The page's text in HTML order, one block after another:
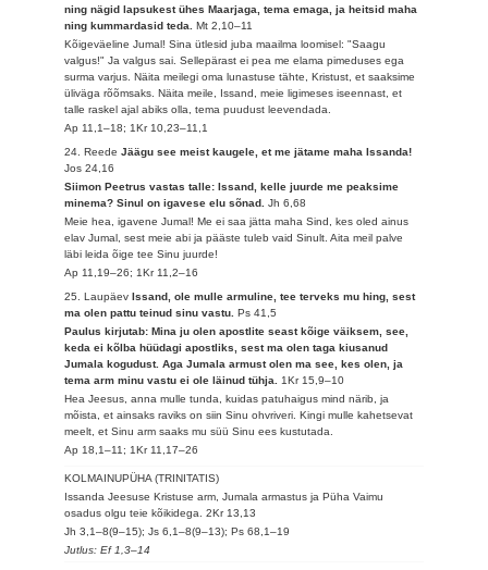
ning nägid lapsukest ühes Maarjaga, tema emaga, ja heitsid maha
ning kummardasid teda.Mt 2,10–11
Kõigeväeline Jumal! Sina ütlesid juba maailma loomisel: "Saagu
valgus!" Ja valgus sai. Sellepärast ei pea me elama pimeduses ega
surma varjus. Näita meilegi oma lunastuse tähte, Kristust, et saaksime
üliväga rõõmsaks. Näita meile, Issand, meie ligimeses iseennast, et
talle raskel ajal abiks olla, tema puudust leevendada.
Ap 11,1–18; 1Kr 10,23–11,1
24. ReedeJäägu see meist kaugele, et me jätame maha Issanda!
Jos 24,16
Siimon Peetrus vastas talle: Issand, kelle juurde me peaksime
minema? Sinul on igavese elu sõnad.Jh 6,68
Meie hea, igavene Jumal! Me ei saa jätta maha Sind, kes oled ainus
elav Jumal, sest meie abi ja pääste tuleb vaid Sinult. Aita meil palve
läbi leida õige tee Sinu juurde!
Ap 11,19–26; 1Kr 11,2–16
25. LaupäevIssand, ole mulle armuline, tee terveks mu hing, sest
ma olen pattu teinud sinu vastu.Ps 41,5
Paulus kirjutab: Mina ju olen apostlite seast kõige väiksem, see,
keda ei kõlba hüüdagi apostliks, sest ma olen taga kiusanud
Jumala kogudust. Aga Jumala armust olen ma see, kes olen, ja
tema arm minu vastu ei ole läinud tühja. 1Kr 15,9–10
Hea Jeesus, anna mulle tunda, kuidas patuhaigus mind närib, ja
mõista, et ainsaks raviks on siin Sinu ohvriveri. Kingi mulle kahetsevat
meelt, et Sinu arm saaks mu süü Sinu ees kustutada.
Ap 18,1–11; 1Kr 11,17–26
KOLMAINUPÜHA (TRINITATIS)
Issanda Jeesuse Kristuse arm, Jumala armastus ja Püha Vaimu
osadus olgu teie kõikidega.2Kr 13,13
Jh 3,1–8(9–15); Js 6,1–8(9–13); Ps 68,1–19
Jutlus: Ef 1,3–14